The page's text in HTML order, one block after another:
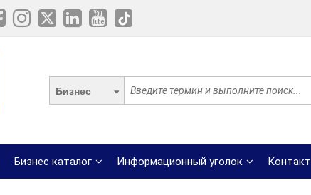
Бизнес
Бизнес каталог Информационный уголок Контакт